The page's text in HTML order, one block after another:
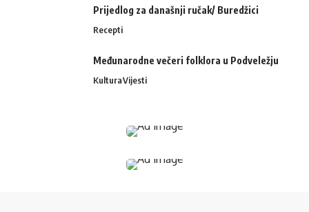
Prijedlog za današnji ručak/ Buredžici
Recepti
Međunarodne večeri folklora u Podveležju
KulturaVijesti